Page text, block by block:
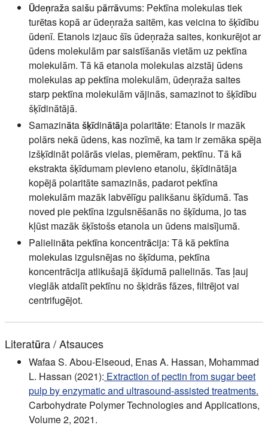
Ūdeņraža saišu pārrāvums: Pektīna molekulas tiek
turētas kopā ar ūdeņraža saitēm, kas veicina to šķīdību
ūdenī. Etanols izjauc šīs ūdeņraža saites, konkurējot ar
ūdens molekulām par saistīšanās vietām uz pektīna
molekulām. Tā kā etanola molekulas aizstāj ūdens
molekulas ap pektīna molekulām, ūdeņraža saites
starp pektīna molekulām vājinās, samazinot to šķīdību
šķīdinātājā.
Samazināta šķīdinātāja polaritāte: Etanols ir mazāk
polārs nekā ūdens, kas nozīmē, ka tam ir zemāka spēja
izšķīdināt polārās vielas, piemēram, pektīnu. Tā kā
ekstrakta šķīdumam pievieno etanolu, šķīdinātāja
kopējā polaritāte samazinās, padarot pektīna
molekulām mazāk labvēlīgu palikšanu šķīdumā. Tas
noved pie pektīna izgulsnēšanās no šķīduma, jo tas
kļūst mazāk šķīstošs etanola un ūdens maisījumā.
Palielināta pektīna koncentrācija: Tā kā pektīna
molekulas izgulsnējas no šķīduma, pektīna
koncentrācija atlikušajā šķīdumā palielinās. Tas ļauj
vieglāk atdalīt pektīnu no šķidrās fāzes, filtrējot vai
centrifugējot.
Literatūra / Atsauces
Wafaa S. Abou-Elseoud, Enas A. Hassan, Mohammad
L. Hassan (2021): Extraction of pectin from sugar beet
pulp by enzymatic and ultrasound-assisted treatments.
Carbohydrate Polymer Technologies and Applications,
Volume 2, 2021.